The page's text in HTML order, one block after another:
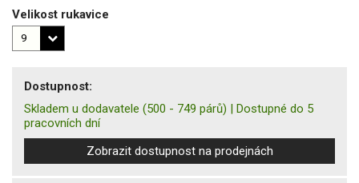
Velikost rukavice
Dostupnost:
Skladem u dodavatele (500 - 749 párů) | Dostupné do 5
pracovních dní
Zobrazit dostupnost na prodejnách